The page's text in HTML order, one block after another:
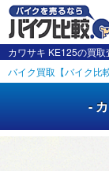
カワサキ KE125の買取
バイク買取【バイク比
-